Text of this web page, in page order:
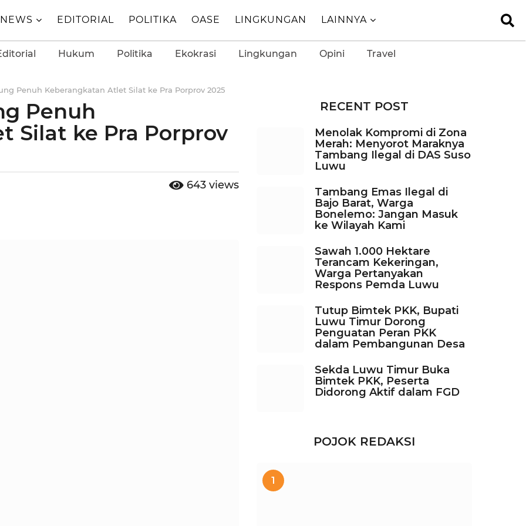
NEWS EDITORIAL POLITIKA OASE LINGKUNGAN LAINNYA
Hukum Politika Ekokrasi Lingkungan Opini Travel
Penuh Keberangkatan Atlet Silat ke Pra Porprov 2025
Penuh
Silat ke Pra Porprov
643 views
RECENT POST
Menolak Kompromi di Zona
Merah: Menyorot Maraknya
Tambang Ilegal di DAS Suso
Luwu
Tambang Emas Ilegal di
Bajo Barat, Warga
Bonelemo: Jangan Masuk
ke Wilayah Kami
Sawah 1.000 Hektare
Terancam Kekeringan,
Warga Pertanyakan
Respons Pemda Luwu
Tutup Bimtek PKK, Bupati
Luwu Timur Dorong
Penguatan Peran PKK
dalam Pembangunan Desa
Sekda Luwu Timur Buka
Bimtek PKK, Peserta
Didorong Aktif dalam FGD
POJOK REDAKSI
1